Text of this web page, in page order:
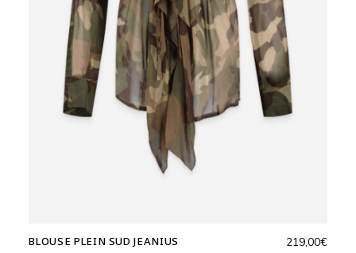
BLOUSE PLEIN SUD JEANIUS 219,00€